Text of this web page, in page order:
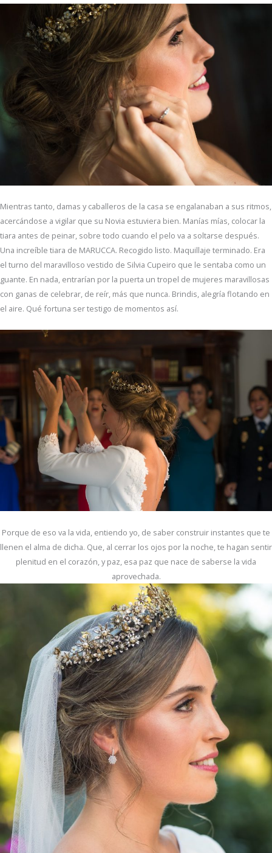
Mientras tanto, damas y caballeros de la casa se engalanaban a sus ritmos,
acercándose a vigilar que su Novia estuviera bien. Manías mías, colocar la
tiara antes de peinar, sobre todo cuando el pelo va a soltarse después.
Una increíble tiara de MARUCCA. Recogido listo. Maquillaje terminado. Era
el turno del maravilloso vestido de Silvia Cupeiro que le sentaba como un
guante. En nada, entrarían por la puerta un tropel de mujeres maravillosas
con ganas de celebrar, de reír, más que nunca. Brindis, alegría flotando en
el aire. Qué fortuna ser testigo de momentos así.
Porque de eso va la vida, entiendo yo, de saber construir instantes que te
llenen el alma de dicha. Que, al cerrar los ojos por la noche, te hagan sentir
plenitud en el corazón, y paz, esa paz que nace de saberse la vida
aprovechada.